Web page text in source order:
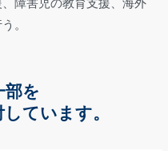
障害児の教育支援、海外
。
部を
ています。